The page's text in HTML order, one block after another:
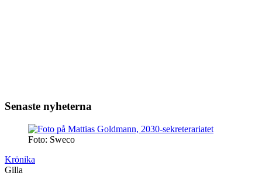
Senaste nyheterna
Foto: Sweco
Krönika
Gilla